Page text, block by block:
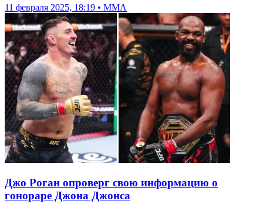
11 февраля 2025, 18:19 • ММА
Джо Роган опроверг свою информацию о
гонораре Джона Джонса